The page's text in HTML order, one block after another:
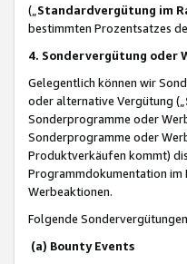
(„ Standardvergütung im
bestimmten Prozentsatzes
4. Sondervergütung oder
Gelegentlich können wir
oder alternative Vergütung („
Sonderprogramme oder
Sonderprogramme oder
Produktverkäufen kommt)
Programmdokumentation im
Werbeaktionen.
Folgende
(a) Bounty Events